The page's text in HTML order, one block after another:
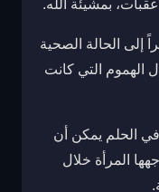
بمشيئة الله.
إلى الحالة الصحية
الهموم التي كانت
في الحلم يمكن أن
المرأة خلال